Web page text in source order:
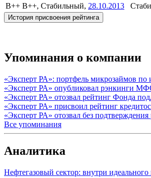
B++ B++, Стабильный, 28.10.2013
История присвоения рейтинга
Упоминания о компании
«Эксперт РА»: портфель микрозаймов по
«Эксперт РА» опубликовал рэнкинги
«Эксперт РА» отозвал рейтинг Фонда
«Эксперт РА» присвоил рейтинг
«Эксперт РА» отозвал без
Все упоминания
Аналитика
Нефтегазовый сектор: внутри